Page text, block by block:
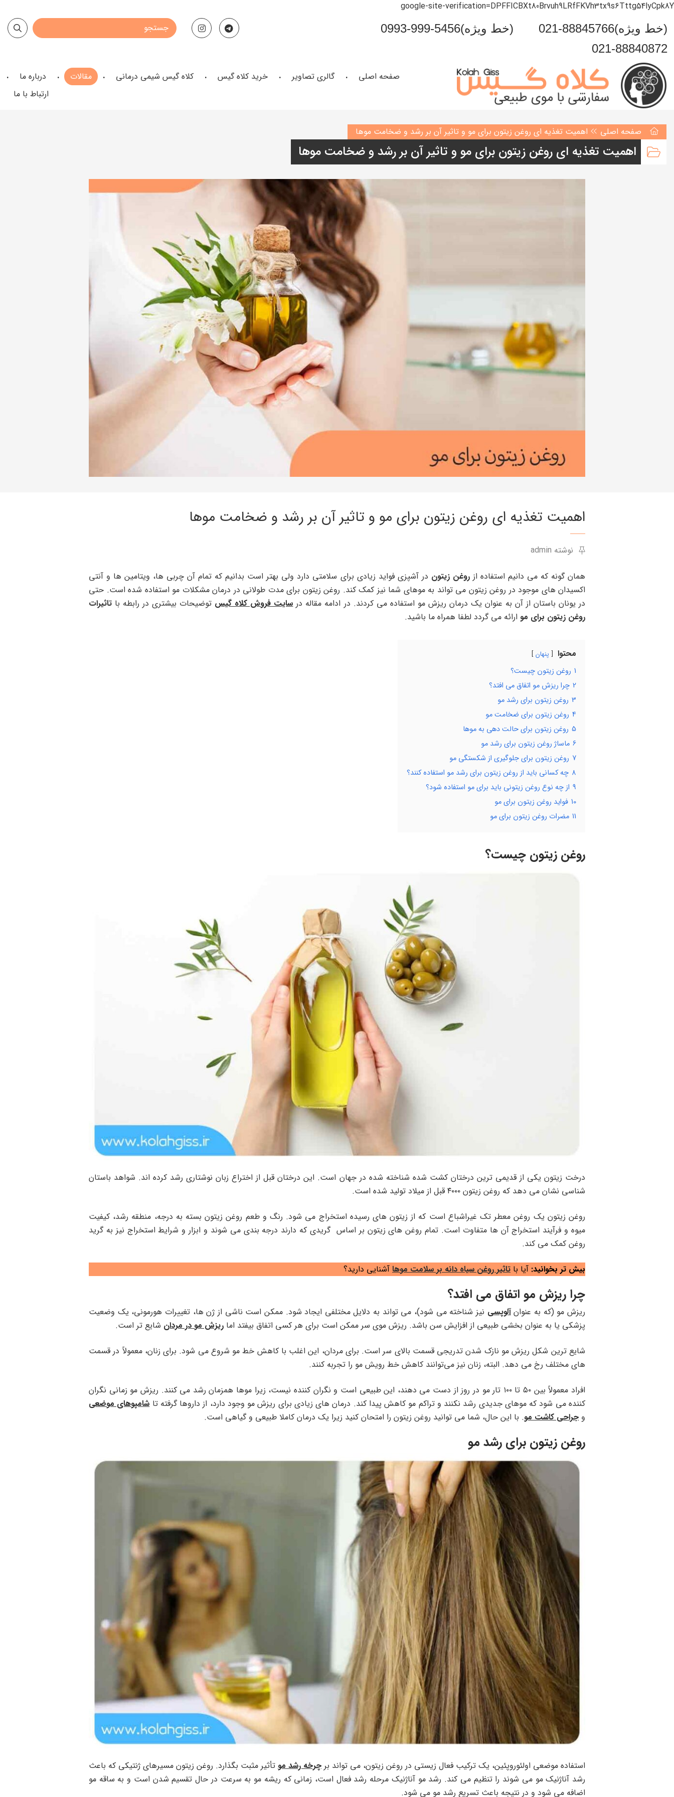
google-site-verification=DPFFICBXt80Brvuh9LRfFKVh3tx9s6Tttg54lyCpk8Y
021-88845766(خط ویژه)
0993-999-5456(خط ویژه)
021-88840872
صفحه اصلی گالری تصاویر خرید کلاه گیس کلاه گیس شیمی درمانی مقالات
درباره ما
ارتباط با ما
صفحه اصلی اهمیت تغذیه ای روغن زیتون برای مو و تاثیر آن بر رشد و ضخامت موها
اهمیت تغذیه ای روغن زیتون برای مو و تاثیر آن بر رشد و ضخامت موها
اهمیت تغذیه ای روغن زیتون برای مو و تاثیر آن بر رشد و ضخامت موها
نوشته admin
همان گونه که می دانیم استفاده ازروغن زیتون در آشپزی فواید زیادی برای سلامتی دارد ولی بهتر است بدانیم که تمام آن چربی ها، ویتامین ها و آنتی
اکسیدان های موجود در روغن زیتون می تواند به موهای شما نیز کمک کند. روغن زیتون برای مدت طولانی در درمان مشکلات مو استفاده شده است. حتی
در یونان باستان از آن به عنوان یک درمان ریزش مو استفاده می کردند. در ادامه مقاله درسایت فروش کلاه گیس توضیحات بیشتری در رابطه با تاثیرات
روغن زیتون برای مو ارائه می گردد لطفا همراه ما باشید.
محتوا پنهان
1 روغن زیتون چیست؟
2 چرا ریزش مو اتفاق می افتد؟
3 روغن زیتون برای رشد مو
4 روغن زیتون برای ضخامت مو
5 روغن زیتون برای حالت دهی به موها
6 ماساژ روغن زیتون برای رشد مو
7 روغن زیتون برای جلوگیری از شکستگی مو
8 چه کسانی باید از روغن زیتون برای رشد مو استفاده کنند؟
9 از چه نوع روغن زیتونی باید برای مو استفاده شود؟
10 فواید روغن زیتون برای مو
11 مضرات روغن زیتون برای مو
روغن زیتون چیست؟
درخت زیتون یکی از قدیمی ترین درختان کشت شده شناخته شده در جهان است. این درختان قبل از اختراع زبان نوشتاری رشد کرده اند. شواهد باستان
شناسی نشان می دهد که روغن زیتون ۴۰۰۰ قبل از میلاد تولید شده است.
روغن زیتون یک روغن معطر تک غیراشباع است که از زیتون های رسیده استخراج می شود. رنگ و طعم روغن زیتون بسته به درجه، منطقه رشد، کیفیت
میوه و فرآیند استخراج آن ها متفاوت است. تمام روغن‌ های زیتون بر اساس گریدی که دارند درجه ‌بندی می ‌شوند و ابزار و شرایط استخراج نیز به گرید
روغن کمک می ‌کند.
بیش تر بخوانید: آیا با تاثیر روغن سیاه دانه بر سلامت موها آشنایی دارید؟
چرا ریزش مو اتفاق می افتد؟
ریزش مو (که به عنوانآلوپسی نیز شناخته می شود)، می تواند به دلایل مختلفی ایجاد شود. ممکن است ناشی از ژن ها، تغییرات هورمونی، یک وضعیت
پزشکی یا به عنوان بخشی طبیعی از افزایش سن باشد. ریزش موی سر ممکن است برای هر کسی اتفاق بیفتد اما ریزش مو در مردان شایع تر است.
شایع ترین شکل ریزش مو نازک شدن تدریجی قسمت بالای سر است. برای مردان، این اغلب با کاهش خط مو شروع می شود. برای زنان، معمولاً در قسمت
های مختلف رخ می دهد. البته، زنان نیز می‌توانند کاهش خط رویش مو را تجربه کنند.
افراد معمولاً بین ۵۰ تا ۱۰۰ تار مو در روز از دست می دهند، این طبیعی است و نگران کننده نیست، زیرا موها همزمان رشد می کنند. ریزش مو زمانی نگران
کننده می شود که موهای جدیدی رشد نکنند و تراکم مو کاهش پیدا کند. درمان های زیادی برای ریزش مو وجود دارد، از داروها گرفته تاشامپوهای موضعی
و جراحی کاشت مو. با این حال، شما می توانید روغن زیتون را امتحان کنید زیرا یک درمان کاملا طبیعی و گیاهی است.
روغن زیتون برای رشد مو
استفاده موضعی اولئوروپئین، یک ترکیب فعال زیستی در روغن زیتون، می تواند بر چرخه رشد مو تأثیر مثبت بگذارد. روغن زیتون مسیرهای ژنتیکی که باعث
رشد آناژنیک مو می شوند را تنظیم می کند. رشد مو آناژنیک مرحله رشد فعال است، زمانی که ریشه مو به سرعت در حال تقسیم شدن است و به ساقه مو
اضافه می شود و در نتیجه باعث تسریع رشد مو می شود.